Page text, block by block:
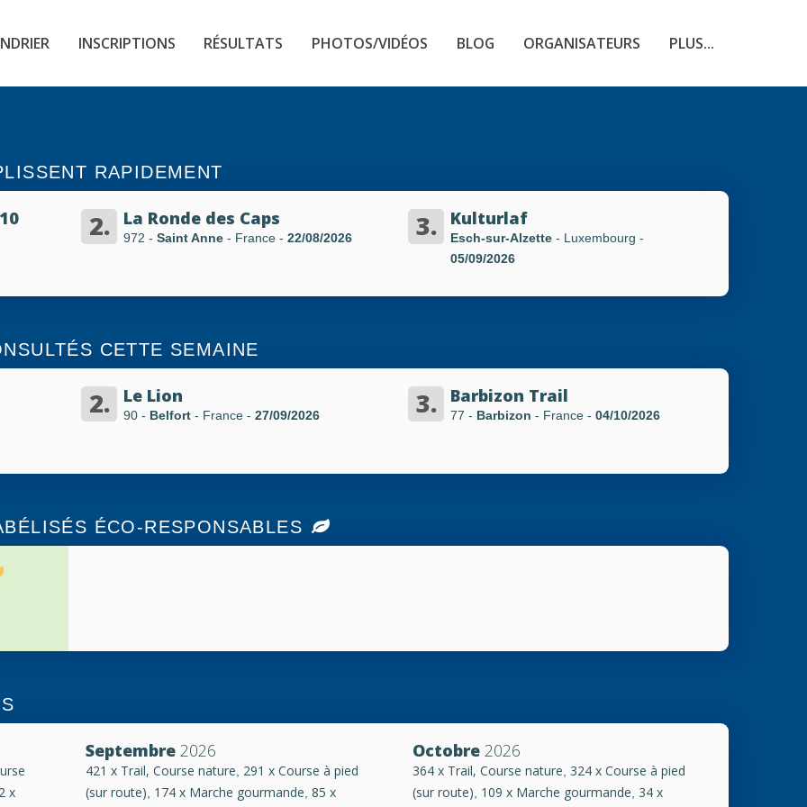
INSCRIPTIONS RÉSULTATS PHOTOS/VIDÉOS BLOG ORGANISATEURS PLUS...
RAPIDEMENT
2. La Ronde des Caps
972 - Saint Anne - France - 22/08/2026 3. Kulturlaf
Esch-sur-Alzette - Luxembourg -
05/09/2026
CETTE SEMAINE
2. Le Lion
90 - Belfort - France - 27/09/2026 3. Barbizon Trail
77 - Barbizon - France - 04/10/2026
ÉCO-RESPONSABLES
x
Septembre 2026
421 x Trail, Course nature 291 x Course à pied
(sur route) 174 x Marche gourmande 85 x
Octobre 2026
364 x Trail, Course nature 324 x Course à pied
(sur route) 109 x Marche gourmande 34 x